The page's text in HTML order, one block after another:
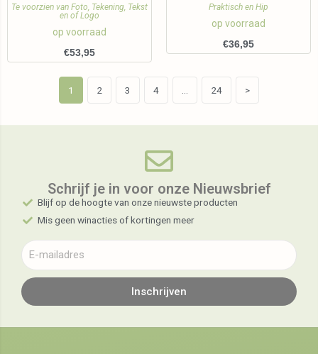
Te voorzien van Foto, Tekening, Tekst
en of Logo
op voorraad
€53,95
Praktisch en Hip
op voorraad
€36,95
1 2 3 4 24 >
Schrijf je in voor onze Nieuwsbrief​
Blijf op de hoogte van onze nieuwste producten
Mis geen winacties of kortingen meer
Inschrijven